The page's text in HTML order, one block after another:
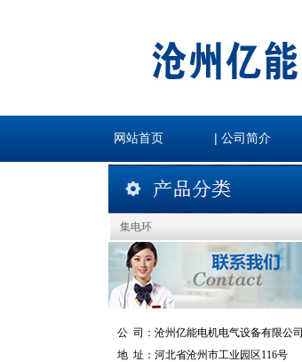
网站首页 | 公司简介
集电环
公 司： 沧州亿能电机电气设备有限公司
地 址： 河北省沧州市工业园区116号